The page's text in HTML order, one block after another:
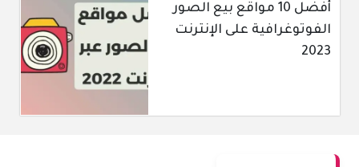
أفضل 10 مواقع بيع الصور
الفوتوغرافية على الإنترنت
2023